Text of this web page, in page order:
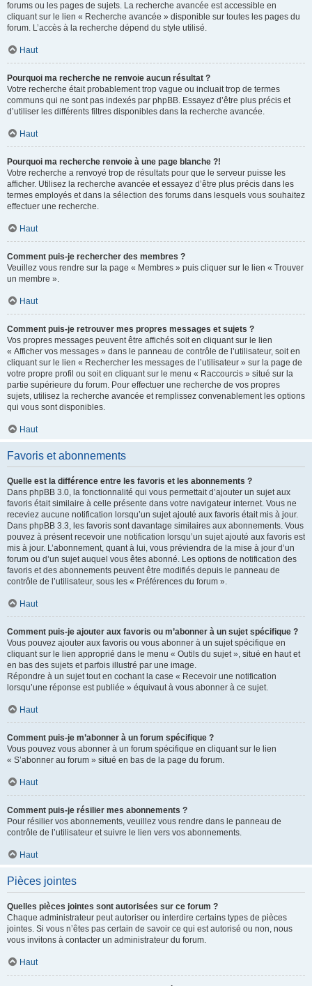
forums ou les pages de sujets. La recherche avancée est accessible en
cliquant sur le lien « Recherche avancée » disponible sur toutes les pages du
forum. L’accès à la recherche dépend du style utilisé.
Haut
Pourquoi ma recherche ne renvoie aucun résultat ?
Votre recherche était probablement trop vague ou incluait trop de termes
communs qui ne sont pas indexés par phpBB. Essayez d’être plus précis et
d’utiliser les différents filtres disponibles dans la recherche avancée.
Haut
Pourquoi ma recherche renvoie à une page blanche ?!
Votre recherche a renvoyé trop de résultats pour que le serveur puisse les
afficher. Utilisez la recherche avancée et essayez d’être plus précis dans les
termes employés et dans la sélection des forums dans lesquels vous souhaitez
effectuer une recherche.
Haut
Comment puis-je rechercher des membres ?
Veuillez vous rendre sur la page « Membres » puis cliquer sur le lien « Trouver
un membre ».
Haut
Comment puis-je retrouver mes propres messages et sujets ?
Vos propres messages peuvent être affichés soit en cliquant sur le lien
« Afficher vos messages » dans le panneau de contrôle de l’utilisateur, soit en
cliquant sur le lien « Rechercher les messages de l’utilisateur » sur la page de
votre propre profil ou soit en cliquant sur le menu « Raccourcis » situé sur la
partie supérieure du forum. Pour effectuer une recherche de vos propres
sujets, utilisez la recherche avancée et remplissez convenablement les options
qui vous sont disponibles.
Haut
Favoris et abonnements
Quelle est la différence entre les favoris et les abonnements ?
Dans phpBB 3.0, la fonctionnalité qui vous permettait d’ajouter un sujet aux
favoris était similaire à celle présente dans votre navigateur internet. Vous ne
receviez aucune notification lorsqu’un sujet ajouté aux favoris était mis à jour.
Dans phpBB 3.3, les favoris sont davantage similaires aux abonnements. Vous
pouvez à présent recevoir une notification lorsqu’un sujet ajouté aux favoris est
mis à jour. L’abonnement, quant à lui, vous préviendra de la mise à jour d’un
forum ou d’un sujet auquel vous êtes abonné. Les options de notification des
favoris et des abonnements peuvent être modifiés depuis le panneau de
contrôle de l’utilisateur, sous les « Préférences du forum ».
Haut
Comment puis-je ajouter aux favoris ou m’abonner à un sujet spécifique ?
Vous pouvez ajouter aux favoris ou vous abonner à un sujet spécifique en
cliquant sur le lien approprié dans le menu « Outils du sujet », situé en haut et
en bas des sujets et parfois illustré par une image.
Répondre à un sujet tout en cochant la case « Recevoir une notification
lorsqu’une réponse est publiée » équivaut à vous abonner à ce sujet.
Haut
Comment puis-je m’abonner à un forum spécifique ?
Vous pouvez vous abonner à un forum spécifique en cliquant sur le lien
« S’abonner au forum » situé en bas de la page du forum.
Haut
Comment puis-je résilier mes abonnements ?
Pour résilier vos abonnements, veuillez vous rendre dans le panneau de
contrôle de l’utilisateur et suivre le lien vers vos abonnements.
Haut
Pièces jointes
Quelles pièces jointes sont autorisées sur ce forum ?
Chaque administrateur peut autoriser ou interdire certains types de pièces
jointes. Si vous n’êtes pas certain de savoir ce qui est autorisé ou non, nous
vous invitons à contacter un administrateur du forum.
Haut